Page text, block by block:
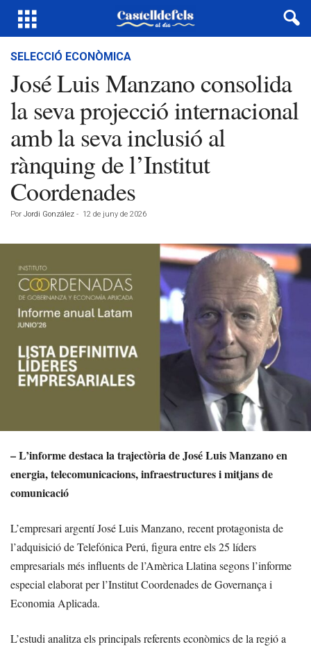
SELECCIÓ ECONÒMICA
José Luis Manzano consolida
la seva projecció internacional
amb la seva inclusió al
rànquing de l’Institut
Coordenades
Por Jordi González - 12 de juny de 2026
– L’informe destaca la trajectòria de José Luis Manzano en
energia, telecomunicacions, infraestructures i mitjans de
comunicació
L’empresari argentí José Luis Manzano, recent protagonista de
l’adquisició de Telefónica Perú, figura entre els 25 líders
empresarials més influents de l’Amèrica Llatina segons l’informe
especial elaborat per l’Institut Coordenades de Governança i
Economia Aplicada.
L’estudi analitza els principals referents econòmics de la regió a